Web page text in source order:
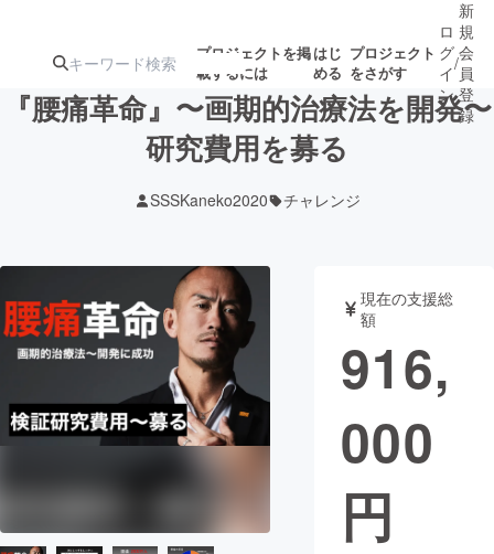
プロジェクトを掲
載するには
はじ
める
プロジェクト
をさがす
ジェクト
ロジェクト
アート・写真 音楽
テクノロジー・ガジェット ゲーム・サ
映像・映画
まちづくり・地域活性化
ロ
グ
イ
ン
/
新
規
会
員
登
録
『腰痛革命』〜画期的治療法を開発〜
研究費用を募る
SSSKaneko2020 チャレンジ
現在の支援総
額
916,
000
円